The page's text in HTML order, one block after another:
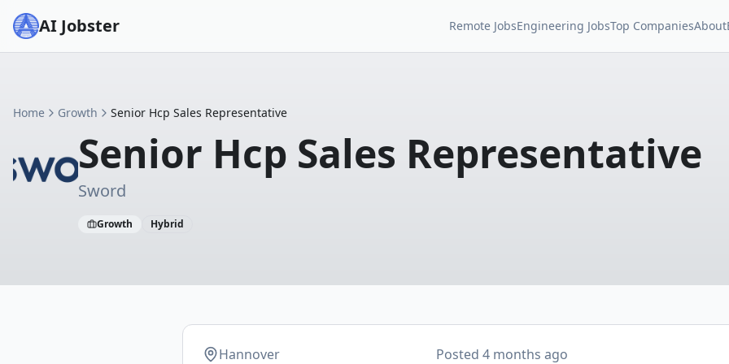
AI Jobster Remote JobsEngineering JobsTop CompaniesAbout
Home Growth Senior Hcp Sales Representative
Senior Hcp Sales Representative
Sword
Growth Hybrid
Hannover Posted4 months ago